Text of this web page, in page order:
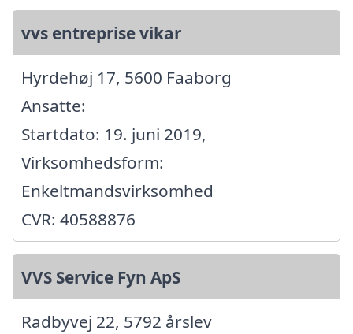
vvs entreprise vikar
Hyrdehøj 17, 5600 Faaborg
Ansatte:
Startdato: 19. juni 2019,
Virksomhedsform:
Enkeltmandsvirksomhed
CVR: 40588876
VVS Service Fyn ApS
Radbyvej 22, 5792 årslev